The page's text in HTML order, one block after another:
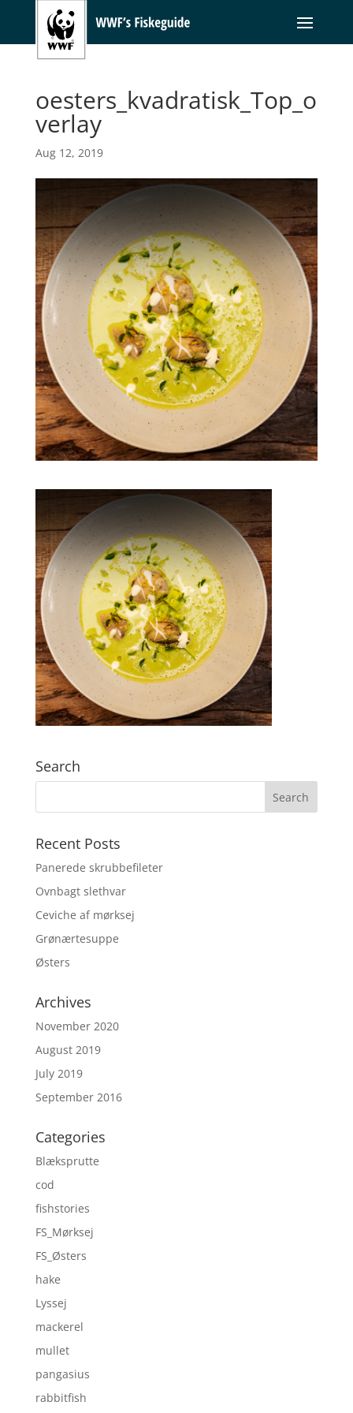
oesters_kvadratisk_Top_o
verlay
Aug 12, 2019
Search
Recent Posts
Panerede skrubbefileter
Ovnbagt slethvar
Ceviche af mørksej
Grønærtesuppe
Østers
Archives
November 2020
August 2019
July 2019
September 2016
Categories
Blæksprutte
cod
fishstories
FS_Mørksej
FS_Østers
hake
Lyssej
mackerel
mullet
pangasius
rabbitfish